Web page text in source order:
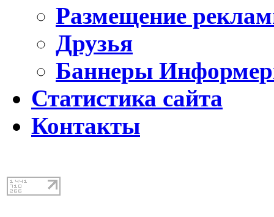
Размещение
Друзья
Баннеры
Статистика сайта
Контакты